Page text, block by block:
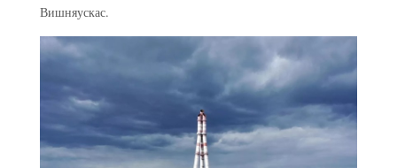
Вишняускас.